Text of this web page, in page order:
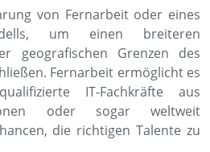
von Fernarbeit oder eines
um einen breiteren
geografischen Grenzen des
Fernarbeit ermöglicht es
IT-Fachkräfte aus
oder sogar weltweit
die richtigen Talente zu